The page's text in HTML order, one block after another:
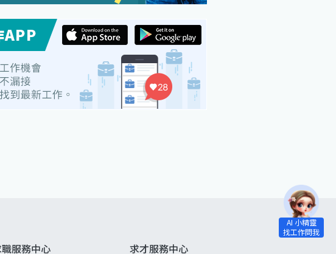
服務中心 求才服務中心